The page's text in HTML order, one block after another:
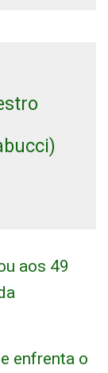
aos 49
enfrenta o